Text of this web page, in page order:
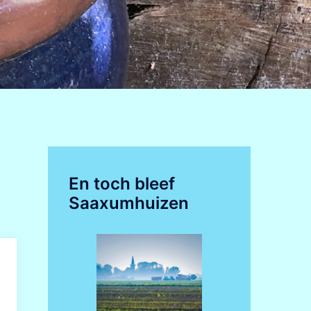
En toch bleef
Saaxumhuizen